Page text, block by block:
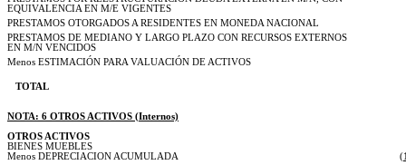
EQUIVALENCIA EN M/E VIGENTES
PRESTAMOS OTORGADOS A RESIDENTES EN MONEDA NACIONAL
PRESTAMOS DE MEDIANO Y LARGO PLAZO CON RECURSOS EXTERNOS
EN M/N VENCIDOS
Menos ESTIMACIÓN PARA VALUACIÓN DE ACTIVOS
TOTAL
NOTA: 6 OTROS ACTIVOS (Internos)
OTROS ACTIVOS
BIENES MUEBLES
Menos DEPRECIACION ACUMULADA